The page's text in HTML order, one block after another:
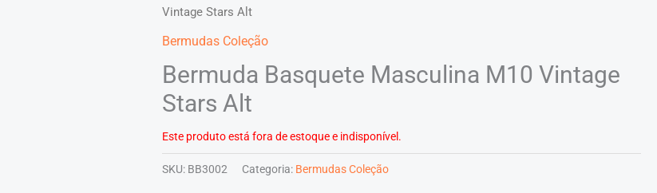
Vintage Stars Alt
Bermudas Coleção
Bermuda Basquete Masculina M10 Vintage
Stars Alt
Este produto está fora de estoque e indisponível.
SKU: BB3002 Categoria: Bermudas Coleção